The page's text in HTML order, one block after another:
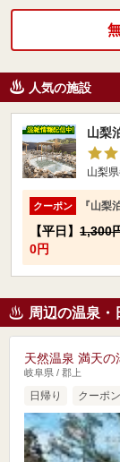
人気の施設
山梨
山梨
クーポン 『山
【平日】 1,300
0円
周辺の温泉
天然温泉 満天の
岐阜県 / 郡上
日帰り クーポン